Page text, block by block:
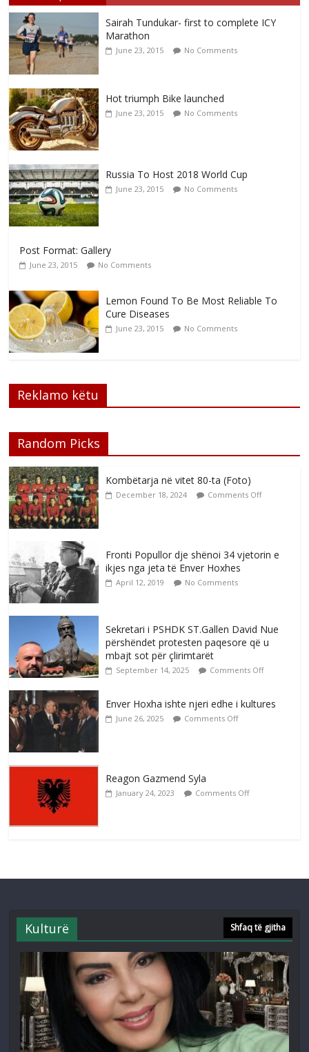
Sairah Tundukar- first to complete ICY
Marathon
June 23, 2015 No Comments
Hot triumph Bike launched
June 23, 2015 No Comments
Russia To Host 2018 World Cup
June 23, 2015 No Comments
Post Format: Gallery
June 23, 2015 No Comments
Lemon Found To Be Most Reliable To
Cure Diseases
June 23, 2015 No Comments
Reklamo këtu
Random Picks
Kombëtarja në vitet 80-ta (Foto)
December 18, 2024 Comments Off
Fronti Popullor dje shënoi 34 vjetorin e
ikjes nga jeta të Enver Hoxhes
April 12, 2019 No Comments
Sekretari i PSHDK ST.Gallen David Nue
përshëndet protesten paqesore që u
mbajt sot për çlirimtarët
September 14, 2025 Comments Off
Enver Hoxha ishte njeri edhe i kultures
June 26, 2025 Comments Off
Reagon Gazmend Syla
January 24, 2023 Comments Off
Kulturë Shfaq të gjitha